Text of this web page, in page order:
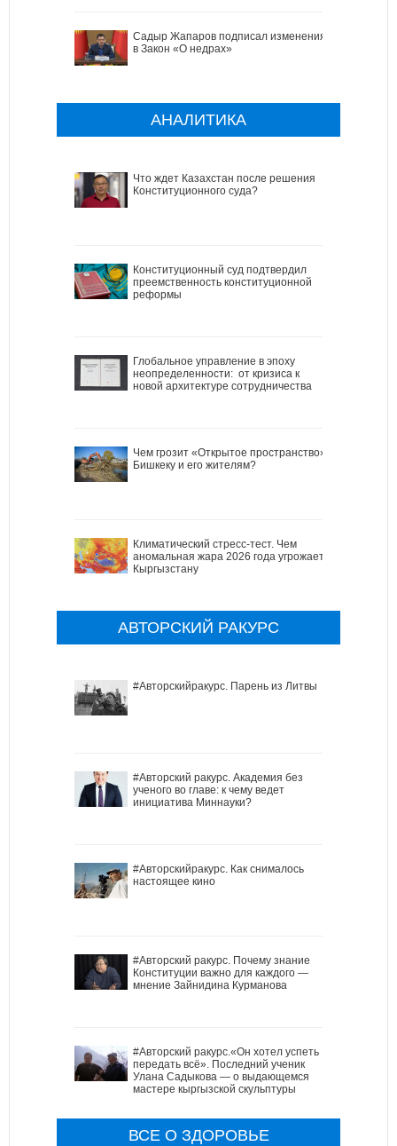
Садыр Жапаров подписал изменения
в Закон «О недрах»
АНАЛИТИКА
Что ждет Казахстан после решения
Конституционного суда?
Конституционный суд подтвердил
преемственность конституционной
реформы
Глобальное управление в эпоху
неопределенности: от кризиса к
новой архитектуре сотрудничества
Чем грозит «Открытое пространство»
Бишкеку и его жителям?
Климатический стресс-тест. Чем
аномальная жара 2026 года угрожает
Кыргызстану
АВТОРСКИЙ РАКУРС
#Авторскийракурс. Парень из Литвы
#Авторский ракурс. Академия без
ученого во главе: к чему ведет
инициатива Миннауки?
#Авторскийракурс. Как снималось
настоящее кино
#Авторский ракурс. Почему знание
Конституции важно для каждого —
мнение Зайнидина Курманова
#Авторский ракурс.«Он хотел успеть
передать всё». Последний ученик
Улана Садыкова — о выдающемся
мастере кыргызской скульптуры
ВСЕ О ЗДОРОВЬЕ